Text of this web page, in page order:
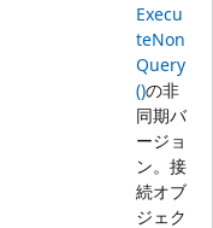
Execu
teNon
Query
()の非
同期バ
ージョ
ン。接
続オブ
ジェク